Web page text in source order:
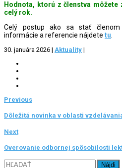
Hodnota, ktorú z členstva
celý rok.
Celý postup ako sa stať členom
informácie a referencie nájdete tu
30. januára 2026 | Aktuality |
Previous
Dôležitá novinka v oblasti
Next
Overovanie odbornej spôsobilosti
Hľadať: